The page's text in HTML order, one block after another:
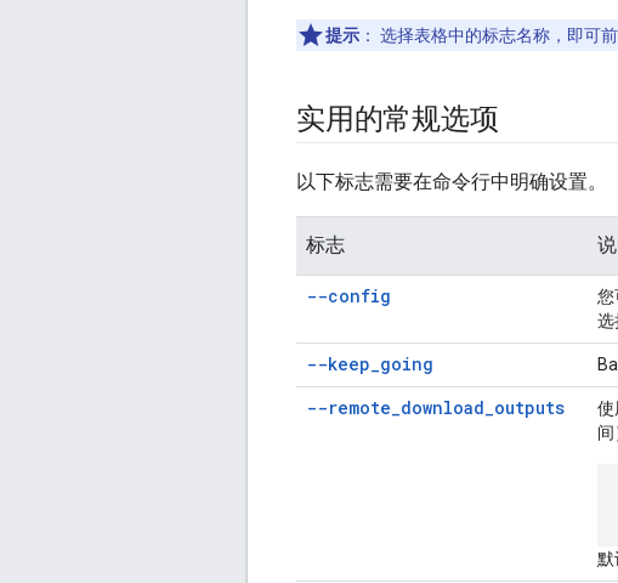
提示 ： 选择表格中的标志名称，即可
实用的常规选项
以下标志需要在命令行中明确设置。
标志
--config 您
选
--keep_going
--remote_download_outputs 使
间
默